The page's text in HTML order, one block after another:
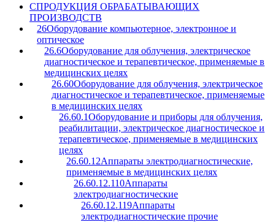
CПРОДУКЦИЯ ОБРАБАТЫВАЮЩИХ
ПРОИЗВОДСТВ
26Оборудование компьютерное, электронное и
оптическое
26.6Оборудование для облучения, электрическое
диагностическое и терапевтическое, применяемые в
медицинских целях
26.60Оборудование для облучения, электрическое
диагностическое и терапевтическое, применяемые
в медицинских целях
26.60.1Оборудование и приборы для облучения,
реабилитации, электрическое диагностическое и
терапевтическое, применяемые в медицинских
целях
26.60.12Аппараты электродиагностические,
применяемые в медицинских целях
26.60.12.110Аппараты
электродиагностические
26.60.12.119Аппараты
электродиагностические прочие